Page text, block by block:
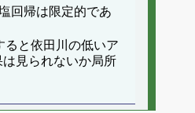
回帰は限定的であ
ると依田川の低いア
見られないか局所